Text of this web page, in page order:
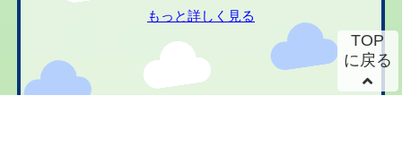
もっと詳しく見る
TOP
に戻る